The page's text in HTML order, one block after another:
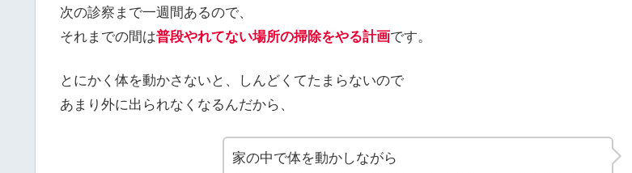
次の診察まで一週間あるので、
それまでの間は普段やれてない場所の掃除をやる計画です。
とにかく体を動かさないと、しんどくてたまらないので
あまり外に出られなくなるんだから、
家の中で体を動かしながら